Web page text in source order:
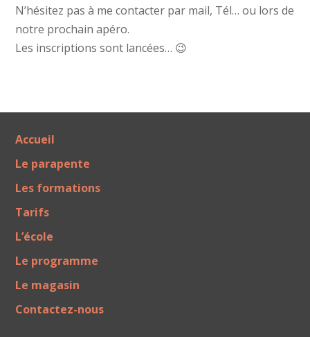
N’hésitez pas à me contacter par mail, Tél… ou lors de
notre prochain apéro.
Les inscriptions sont lancées… 😉
Accueil
Le parapente
Les formations
Tarifs
L’école
Le programme
Le magasin
Contactez-nous